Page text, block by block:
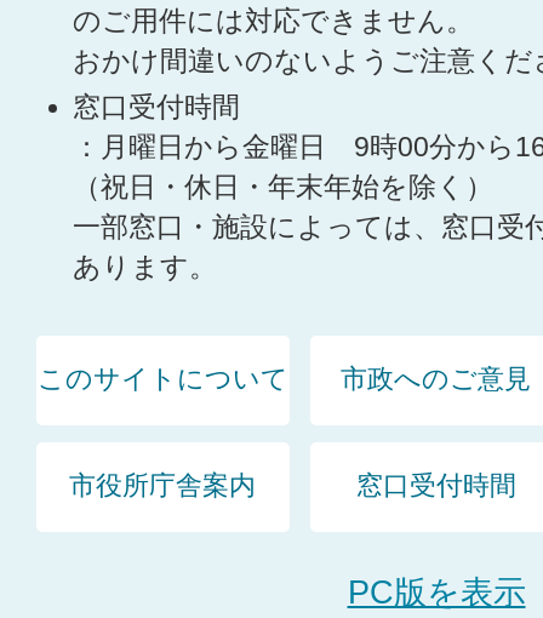
のご用件には対応できません。
おかけ間違いのないようご注意くだ
窓口受付時間
：月曜日から金曜日 9時00分から
（祝日・休日・年末年始を除く）
一部窓口・施設によっては、窓口受
あります。
このサイトについて 市政へのご意見
市役所庁舎案内 窓口受付時間
PC版を表示